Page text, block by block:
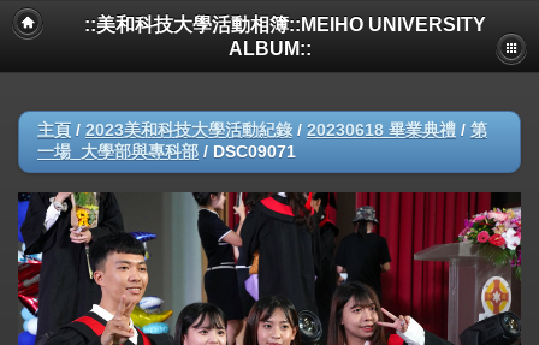
::美和科技大學活動相簿::MEIHO UNIVERSITY
ALBUM::
主頁 / 2023美和科技大學活動紀錄 / 20230618 畢業典禮 / 第
一場_大學部與專科部 / DSC09071